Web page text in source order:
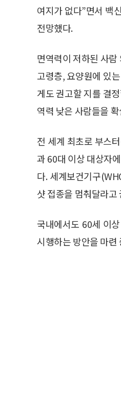
여지가 없다”면서 백
전망했다.
면역력이 저하된 사
고령층, 요양원에 있
게도 권고할 지를 결
역력 낮은 사람들을
전 세계 최초로 부스
과 60대 이상 대상자
다. 세계보건기구
샷 접종을 멈춰달라
국내에서도 60세 이
시행하는 방안을 마련